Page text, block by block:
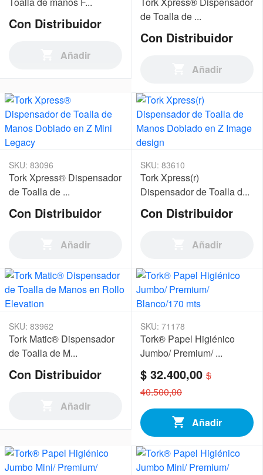
Con Distribuidor
Añadir
de Toalla de ...
Con Distribuidor
Añadir
SKU: 83096
Tork Xpress® Dispensador
de Toalla de ...
Con Distribuidor
Añadir
SKU: 83610
Tork Xpress(r)
Dispensador de Toalla d...
Con Distribuidor
Añadir
SKU: 83962
Tork Matic® Dispensador
de Toalla de M...
Con Distribuidor
Añadir
SKU: 71178
Tork® Papel Higiénico
Jumbo/ Premium/ ...
$ 32.400,00 $
40.500,00
Añadir